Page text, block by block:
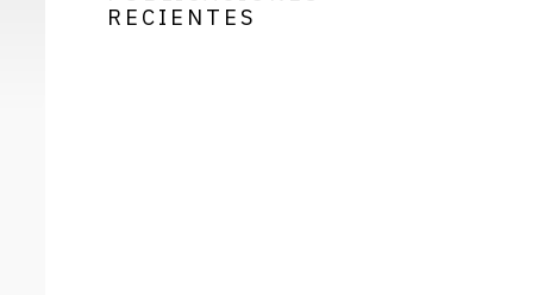
RECIENTES